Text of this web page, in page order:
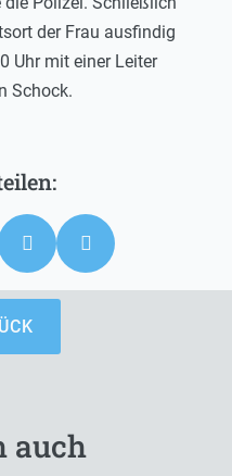
der Frau ausfindig
Uhr mit einer Leiter
Schock.
auch